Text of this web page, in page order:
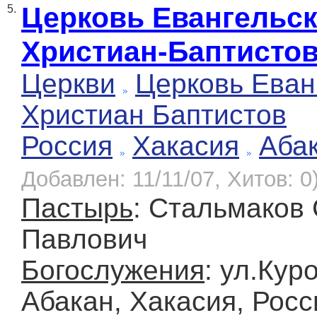
5. Церковь
Христиан-
Церкви
Церковь
Христиан Баптистов
Россия
Хакасия
Добавлен: 11/11/07, Хитов:
Пастырь: Стальмаков
Павлович
Богослужения:
Абакан, Хакасия,